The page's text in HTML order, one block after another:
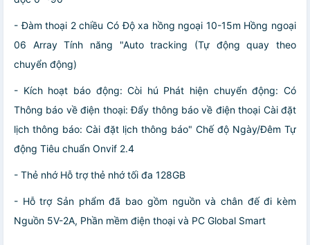
- Đàm thoại 2 chiều Có Độ xa hồng ngoại 10-15m Hồng ngoại
06 Array Tính năng "Auto tracking (Tự động quay theo
chuyển động)
- Kích hoạt báo động: Còi hú Phát hiện chuyển động: Có
Thông báo về điện thoại: Đẩy thông báo về điện thoại Cài đặt
lịch thông báo: Cài đặt lịch thông báo" Chế độ Ngày/Đêm Tự
động Tiêu chuẩn Onvif 2.4
- Thẻ nhớ Hỗ trợ thẻ nhớ tối đa 128GB
- Hỗ trợ Sản phẩm đã bao gồm nguồn và chân đế đi kèm
Nguồn 5V-2A, Phần mềm điện thoại và PC Global Smart